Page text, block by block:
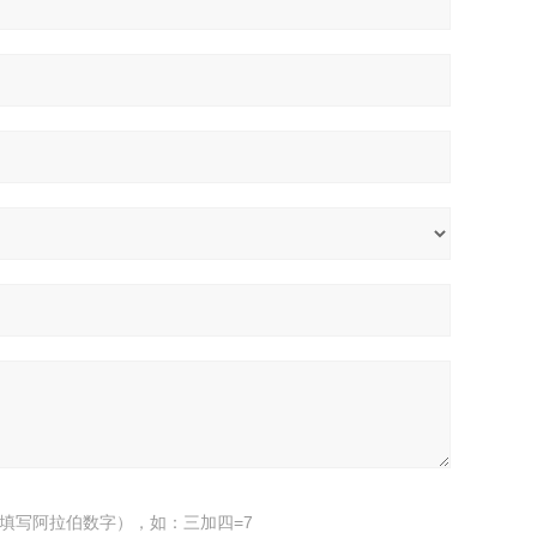
写阿拉伯数字），如：三加四=7